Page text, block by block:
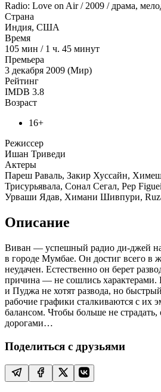
Radio: Love on Air / 2009 / драма,
Страна
Индия, США
Время
105 мин / 1 ч. 45 минут
Премьера
3 декабря 2009 (Мир)
Рейтинг
IMDB 3.8
Возраст
16+
Режиссер
Ишан Триведи
Актеры
Пареш Раваль, Закир Хуссайн,
Трисурьявала, Сонал Сегал, Pep
Урваши Ядав, Химани Шивпури,
Описание
Виван — успешный радио ди-джей
в городе Мумбае. Он достиг всего в
неудачен. Естественно он берет
причина — не сошлись характерами.
и Пуджа не хотят развода, но
рабочие графики сталкиваются с их
балансом. Чтобы больше не
дорогами…
Поделиться с друзьями